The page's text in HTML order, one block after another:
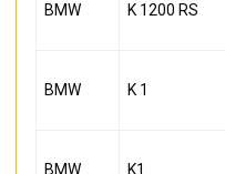
BMW K 1200 RS
BMW K 1
BMW K1